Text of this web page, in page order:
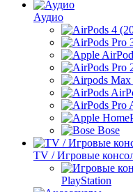
Аудио
Bose
TV / Игровые
PlayStation